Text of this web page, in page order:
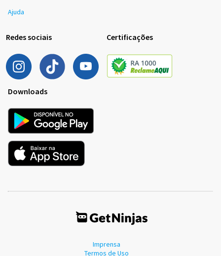
Ajuda
Redes sociais Certificações
Downloads
Imprensa
Termos de Uso